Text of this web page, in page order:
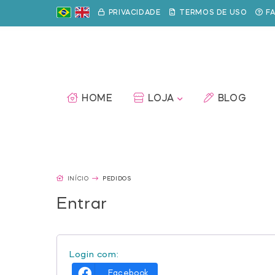
PRIVACIDADE TERMOS DE USO
APLIQUE 3D BALÕES BÁSICAS
HOME LOJA BLOG
INÍCIO PEDIDOS
Entrar
Login com:
Facebook